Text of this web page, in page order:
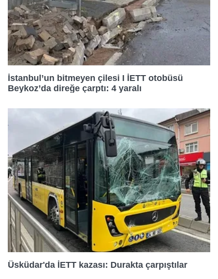
İstanbul’un bitmeyen çilesi I İETT otobüsü
Beykoz’da direğe çarptı: 4 yaralı
Üsküdar'da İETT kazası: Durakta çarpıştılar